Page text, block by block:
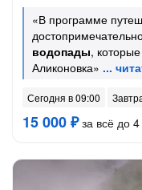
«В программе
водопады,
Аликоновка»
Сегодня в 09:00
15 000 ₽за всё до 4